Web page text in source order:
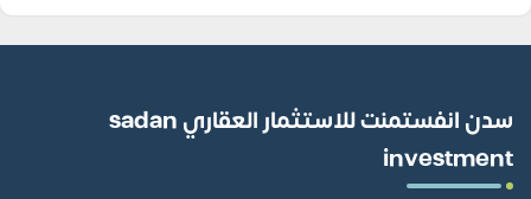
سدن انفستمنت للاستثمار العقاري sadan
investment